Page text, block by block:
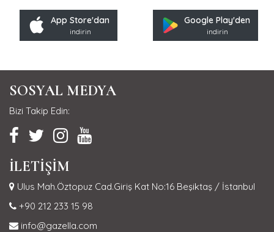
App Store'dan
indirin
Google Play'den
indirin
SOSYAL MEDYA
Bizi Takip Edin:
İLETİŞİM
Ulus Mah.Öztopuz Cad.Giriş Kat No:16 Beşiktaş / İstanbul
+90 212 233 15 98
info@gazella.com